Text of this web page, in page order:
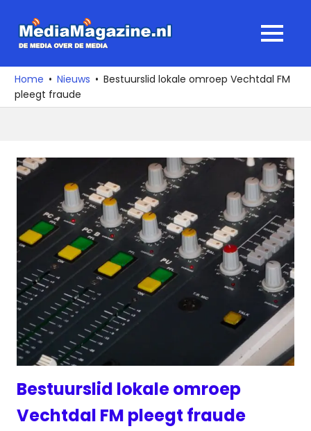
naar
media
over
de
MENU
Home Nieuws
Bestuurslid lokale omroep Vechtdal FM
pleegt fraude
Bestuurslid lokale omroep
Vechtdal FM pleegt fraude